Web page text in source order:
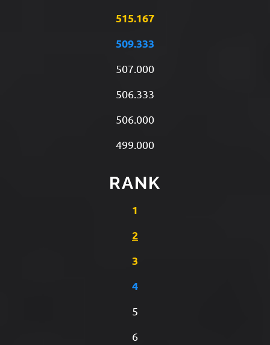
515.167
509.333
507.000
506.333
506.000
499.000
RANK
1
2
3
4
5
6